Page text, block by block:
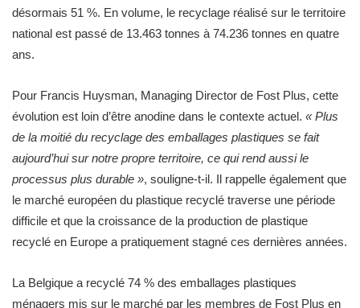
désormais 51 %. En volume, le recyclage réalisé sur le territoire
national est passé de 13.463 tonnes à 74.236 tonnes en quatre
ans.
Pour Francis Huysman, Managing Director de Fost Plus, cette
évolution est loin d’être anodine dans le contexte actuel. « Plus
de la moitié du recyclage des emballages plastiques se fait
aujourd’hui sur notre propre territoire, ce qui rend aussi le
processus plus durable », souligne-t-il. Il rappelle également que
le marché européen du plastique recyclé traverse une période
difficile et que la croissance de la production de plastique
recyclé en Europe a pratiquement stagné ces dernières années.
La Belgique a recyclé 74 % des emballages plastiques
ménagers mis sur le marché par les membres de Fost Plus en